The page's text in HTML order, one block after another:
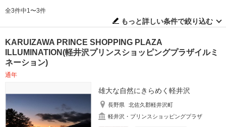
全3件中1〜3件
もっと詳しい条件で絞り込む
KARUIZAWA PRINCE SHOPPING PLAZA
ILLUMINATION(軽井沢プリンスショッピングプラザイルミ
ネーション)
通年
雄大な自然にきらめく軽井沢
長野県
北佐久郡軽井沢町
軽井沢・プリンスショッピングプラザ